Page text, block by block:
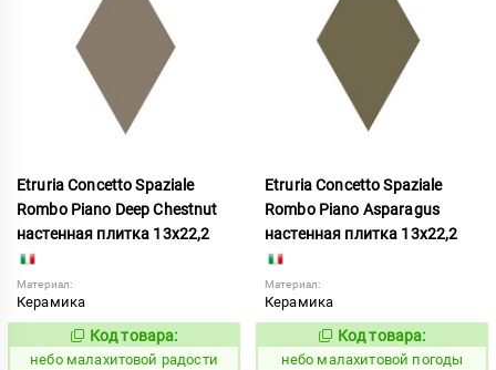
Etruria Concetto Spaziale
Rombo Piano Deep Chestnut
настенная плитка 13x22,2
Материал:
Керамика
1115952
Код товара:
небо малахитовой радости
Etruria Concetto Spaziale
Rombo Piano Asparagus
настенная плитка 13x22,2
Материал:
Керамика
1115946
Код товара:
небо малахитовой погоды